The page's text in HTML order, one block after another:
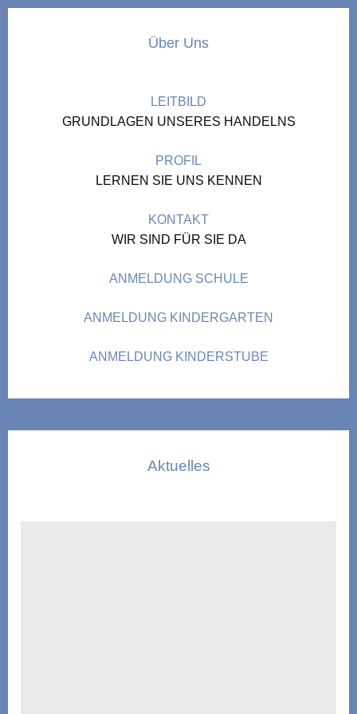
Über Uns
LEITBILD
GRUNDLAGEN UNSERES HANDELNS
PROFIL
LERNEN SIE UNS KENNEN
KONTAKT
WIR SIND FÜR SIE DA
ANMELDUNG SCHULE
ANMELDUNG KINDERGARTEN
ANMELDUNG KINDERSTUBE
Aktuelles